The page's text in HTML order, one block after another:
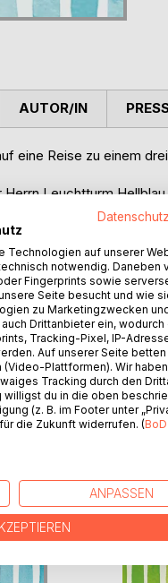
eine Reise zu einem
Leuchtturm
ihn jedoch, den
ihm die Umsetzung
lassen (dieses
und
als Balanceakt, in
nondualem Charme.«
AUTOR/IN
BEI
Technologien auf unserer
notwendig. Daneben
Fingerprints sowie
Seite besucht und wie
zu Marketingzwecken
Drittanbieter ein, wodurch
Tracking-Pixel, IP-
Auf unserer Seite
Plattformen). Wir
Tracking durch den
willigst du in die oben
(z. B. im Footer unter
die Zukunft widerrufen. (
ANPASSEN